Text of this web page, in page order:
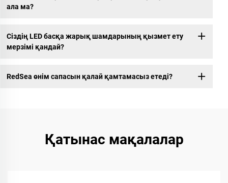
ала ма?
Сіздің LED басқа жарық шамдарының қызмет ету
мерзімі қандай?
RedSea өнім сапасын қалай қамтамасыз етеді?
Қатынас мақалалар